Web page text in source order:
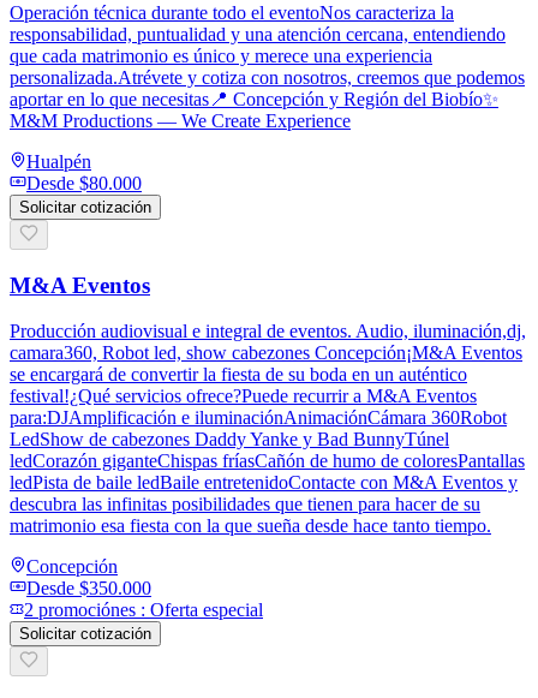
Operación técnica durante todo el eventoNos caracteriza la
responsabilidad, puntualidad y una atención cercana, entendiendo
que cada matrimonio es único y merece una experiencia
personalizada.Atrévete y cotiza con nosotros, creemos que podemos
aportar en lo que necesitas📍 Concepción y Región del Biobío✨
M&M Productions — We Create Experience
Hualpén
Desde $80.000
Solicitar cotización
M&A Eventos
Producción audiovisual e integral de eventos. Audio, iluminación,dj,
camara360, Robot led, show cabezones Concepción¡M&A Eventos
se encargará de convertir la fiesta de su boda en un auténtico
festival!¿Qué servicios ofrece?Puede recurrir a M&A Eventos
para:DJAmplificación e iluminaciónAnimaciónCámara 360Robot
LedShow de cabezones Daddy Yanke y Bad BunnyTúnel
ledCorazón giganteChispas fríasCañón de humo de coloresPantallas
ledPista de baile ledBaile entretenidoContacte con M&A Eventos y
descubra las infinitas posibilidades que tienen para hacer de su
matrimonio esa fiesta con la que sueña desde hace tanto tiempo.
Concepción
Desde $350.000
2 promociónes : Oferta especial
Solicitar cotización